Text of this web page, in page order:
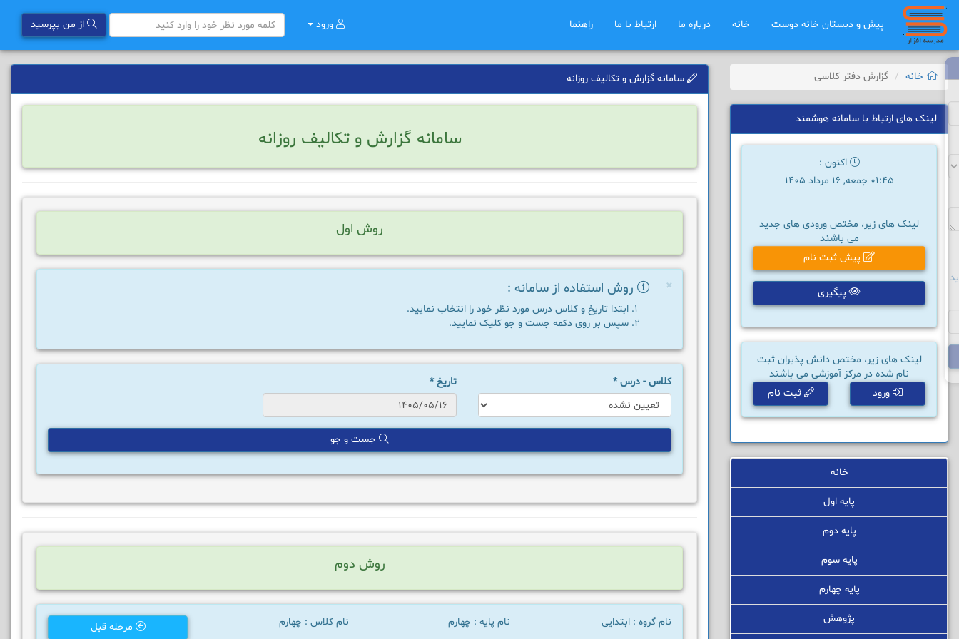
پیش و دبستان خانه دوست خانه درباره ما ارتباط با ما راهنما از من بپرسید ورود
سامانه گزارش و تکالیف روزانه
سامانه گزارش و تکالیف روزانه
روش اول
× روش استفاده از سامانه :
ابتدا تاریخ و کلاس درس مورد نظر خود را انتخاب نمایید.
سپس بر روی دکمه جست و جو کلیک نمایید.
کلاس - درس* تاریخ*
جست و جو
روش دوم
نام گروه : ابتدایی نام پایه : چهارم نام کلاس : چهارم مرحله قبل
خانه گزارش دفتر کلاسی
لینک های ارتباط با سامانه هوشمند
اکنون :
01:45 جمعه, 16 مرداد 1405
لینک های زیر، مختص ورودی های جدید
می باشند
پیش ثبت نام
پیگیری
لینک های زیر، مختص دانش پذیران ثبت
نام شده در مرکز آموزشی می باشند
ورود
ثبت نام
خانه
پایه اول
پایه دوم
پایه سوم
پایه چهارم
پژوهش